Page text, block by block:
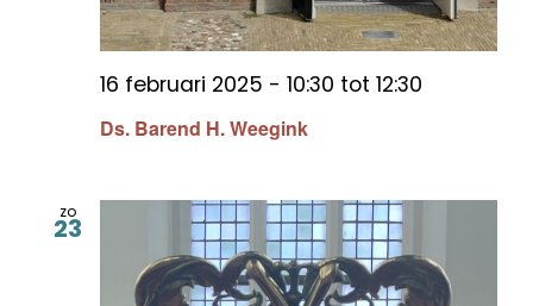
Ds. Barend H. Weegink
16 februari 2025 - 10:30 tot 12:30
zo
23